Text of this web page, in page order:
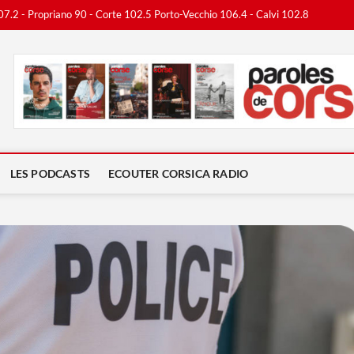
- Propriano 90 - Corte 102.5 Porto-Vecchio 106.4 - Calvi 102.8
Radio
LES PODCASTS ECOUTER CORSICA RADIO